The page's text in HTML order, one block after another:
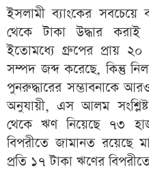
ইসলামী ব্যাংকের
থেকে টাকা উদ্ধার করাই
ইতোমধ্যে গ্রুপের প্রায়
সম্পদ জব্দ করেছে, কিন্তু
পুনরুদ্ধারের সম্ভাবনাকে
অনুযায়ী, এস আলম সংশ্লিষ্ট
থেকে ঋণ নিয়েছে ৭৩
বিপরীতে জামানত রয়েছে
প্রতি ১৭ টাকা ঋণের